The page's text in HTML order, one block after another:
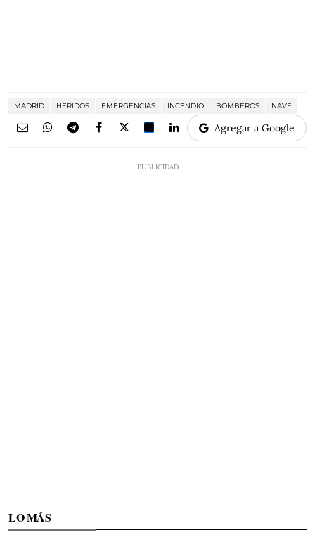
MADRID HERIDOS EMERGENCIAS INCENDIO BOMBEROS NAVE
Agregar a Google
LO MÁS